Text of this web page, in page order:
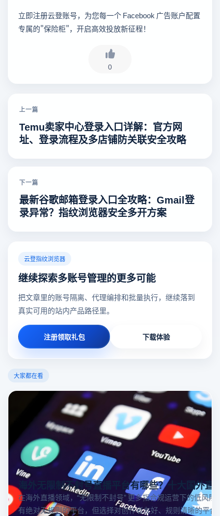
立即注册云登账号，为您每一个 Facebook 广告账户配置
专属的"保险柜"，开启高效投放新征程！
0
上一篇
Temu卖家中心登录入口详解：官方网
址、登录流程及多店铺防关联安全攻略
下一篇
最新谷歌邮箱登录入口全攻略：Gmail登
录异常？指纹浏览器安全多开方案
云登指纹浏览器
继续探索多账号管理的更多可能
把文章里的账号隔离、代理编排和批量执行，继续落到
真实可用的站内产品路径里。
注册领取礼包 下载体验
大家都在看
海外无限制不封号直播平台有哪些？十大国外直
在海外直播领域，“无限制不封号” 更多指合规运营下的低风
有绝对无规则的平台，但选择对创作者友好、规则清晰的平台